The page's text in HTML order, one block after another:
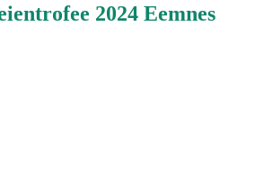
2024 Eemnes